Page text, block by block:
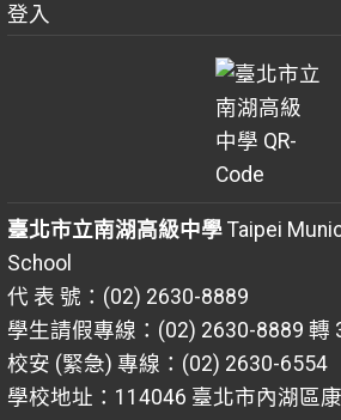
登入
臺北市立南湖高級中學Taipei
School
代 表 號：(02) 2630-8889
學生請假專線：(02) 2630-8889 轉
校安 (緊急) 專線：(02) 2630-6554
學校地址：114046 臺北市內湖區